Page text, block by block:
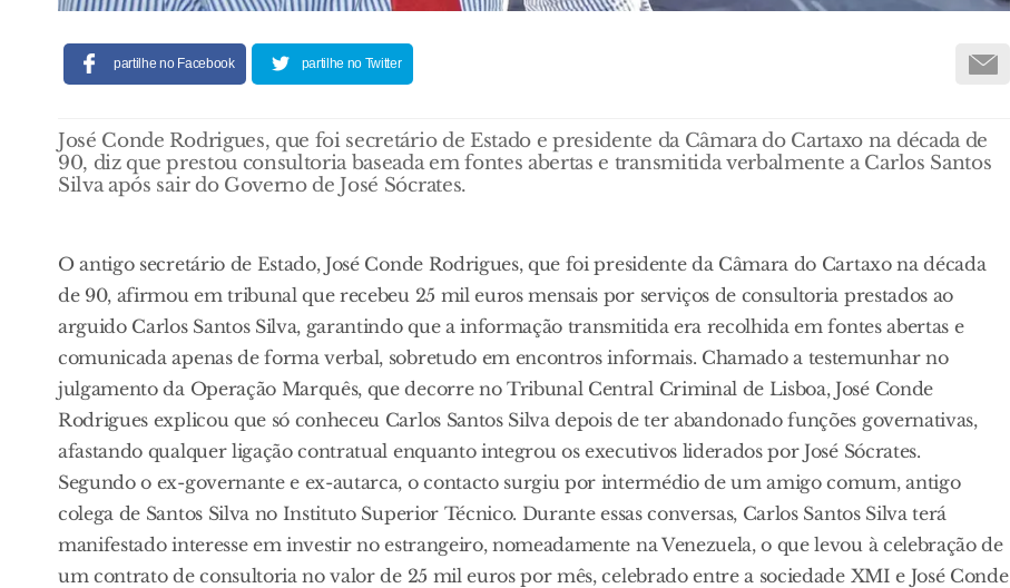
partilhe no Facebook partilhe no Twitter
José Conde Rodrigues, que foi secretário de Estado e presidente da Câmara do Cartaxo na década de
90, diz que prestou consultoria baseada em fontes abertas e transmitida verbalmente a Carlos Santos
Silva após sair do Governo de José Sócrates.
O antigo secretário de Estado, José Conde Rodrigues, que foi presidente da Câmara do Cartaxo na década
de 90, afirmou em tribunal que recebeu 25 mil euros mensais por serviços de consultoria prestados ao
arguido Carlos Santos Silva, garantindo que a informação transmitida era recolhida em fontes abertas e
comunicada apenas de forma verbal, sobretudo em encontros informais. Chamado a testemunhar no
julgamento da Operação Marquês, que decorre no Tribunal Central Criminal de Lisboa, José Conde
Rodrigues explicou que só conheceu Carlos Santos Silva depois de ter abandonado funções governativas,
afastando qualquer ligação contratual enquanto integrou os executivos liderados por José Sócrates.
Segundo o ex-governante e ex-autarca, o contacto surgiu por intermédio de um amigo comum, antigo
colega de Santos Silva no Instituto Superior Técnico. Durante essas conversas, Carlos Santos Silva terá
manifestado interesse em investir no estrangeiro, nomeadamente na Venezuela, o que levou à celebração de
um contrato de consultoria no valor de 25 mil euros por mês, celebrado entre a sociedade XMI e José Conde